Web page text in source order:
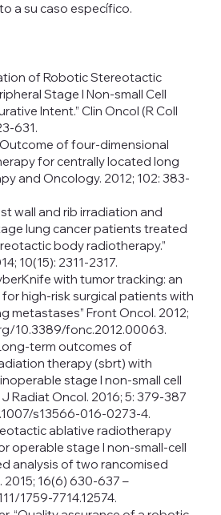
a su caso específico.
of Robotic Stereotactic
Stage I Non-small Cell
Intent.” Clin Oncol (R Coll
631.
of four-dimensional
for centrally located long
and Oncology. 2012; 102: 383-
wall and rib irradiation and
lung cancer patients treated
body radiotherapy.”
10(15): 2311-2317.
with tumor tracking: an
high-risk surgical patients with
metastases” Front Oncol. 2012;
10.3389/fonc.2012.00063.
term outcomes of
therapy (sbrt) with
stage I non-small cell
J Radiat Oncol. 2016; 5: 379-387
s13566-016-0273-4.
ablative radiotherapy
operable stage I non-small-cell
analysis of two rancomised
2015; 16(6) 630-637 –
1759-7714.12574.